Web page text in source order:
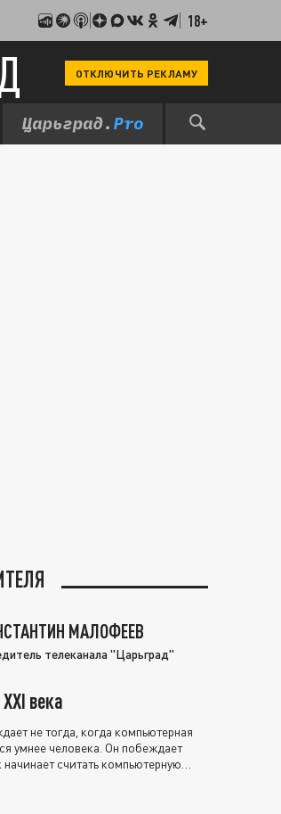
18+
ОТКЛЮЧИТЬ РЕКЛАМУ
МАЛОФЕЕВ
телеканала "Царьград"
века
не тогда, когда компьютерная
умнее человека. Он побеждает
начинает считать компьютерную